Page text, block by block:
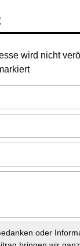
wird nicht
oder